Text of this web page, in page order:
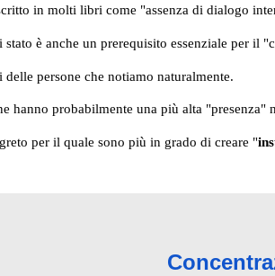
in molti libri come "assenza di dialogo
stato è anche un prerequisito essenziale per il
persone che notiamo naturalmente.
hanno probabilmente una più alta "presenza"
per il quale sono più in grado di creare "